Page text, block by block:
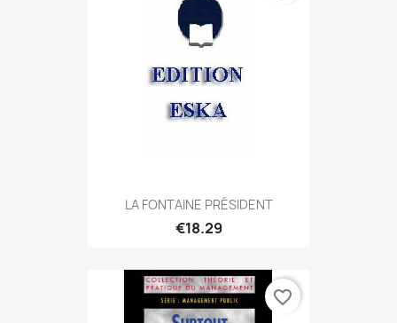
LA FONTAINE PRÉSIDENT
€18.29
favorite_border